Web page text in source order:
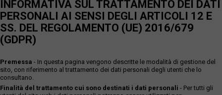
INFORMATIVA SUL TRATTAMENTO DEI DATI
PERSONALI AI SENSI DEGLI ARTICOLI 12 E
SS. DEL REGOLAMENTO (UE) 2016/679
(GDPR)
Premessa - In questa pagina vengono descritte le modalità di gestione del
sito, con riferimento al trattamento dei dati personali degli utenti che lo
consultano.
Finalità del trattamento cui sono destinati i dati personali - Per tutti gli